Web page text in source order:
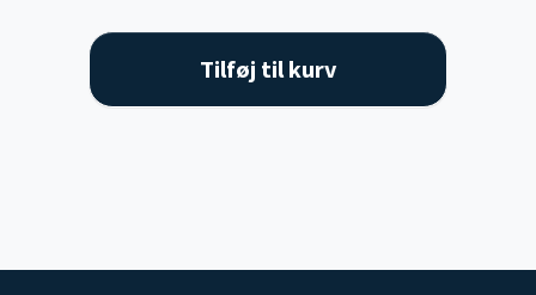
Tilføj til kurv